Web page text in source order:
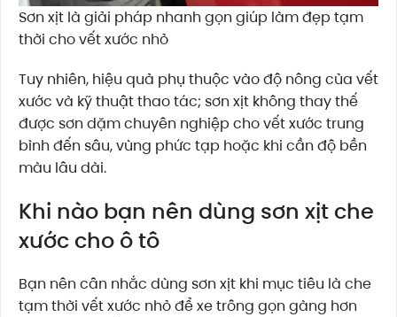
Sơn xịt là giải pháp nhanh gọn giúp làm đẹp tạm
thời cho vết xước nhỏ
Tuy nhiên, hiệu quả phụ thuộc vào độ nông của vết
xước và kỹ thuật thao tác; sơn xịt không thay thế
được sơn dặm chuyên nghiệp cho vết xước trung
bình đến sâu, vùng phức tạp hoặc khi cần độ bền
màu lâu dài.
Khi nào bạn nên dùng sơn xịt che
xước cho ô tô
Bạn nên cân nhắc dùng sơn xịt khi mục tiêu là che
tạm thời vết xước nhỏ để xe trông gọn gàng hơn